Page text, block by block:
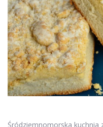
Śródziemnomorska